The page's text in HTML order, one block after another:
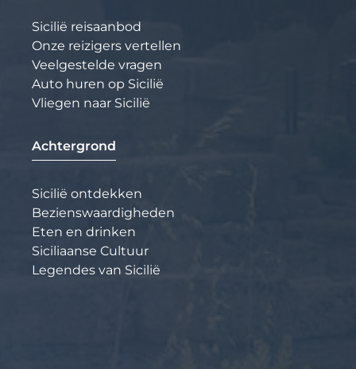
Sicilië reisaanbod
Onze reizigers vertellen
Veelgestelde vragen
Auto huren op Sicilië
Vliegen naar Sicilië
Achtergrond
Sicilië ontdekken
Bezienswaardigheden
Eten en drinken
Siciliaanse Cultuur
Legendes van Sicilië